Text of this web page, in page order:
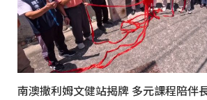
南澳撒利姆文健站揭牌 多元課程陪伴